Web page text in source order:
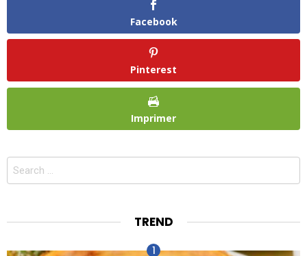
Facebook
Pinterest
Imprimer
Search
TREND